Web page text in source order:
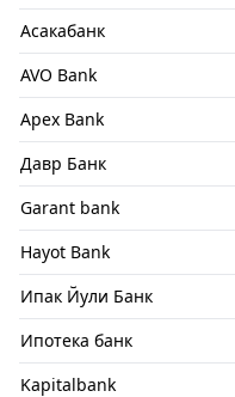
Асакабанк
AVO Bank
Apex Bank
Давр Банк
Garant bank
Hayot Bank
Ипак Йули Банк
Ипотека банк
Kapitalbank